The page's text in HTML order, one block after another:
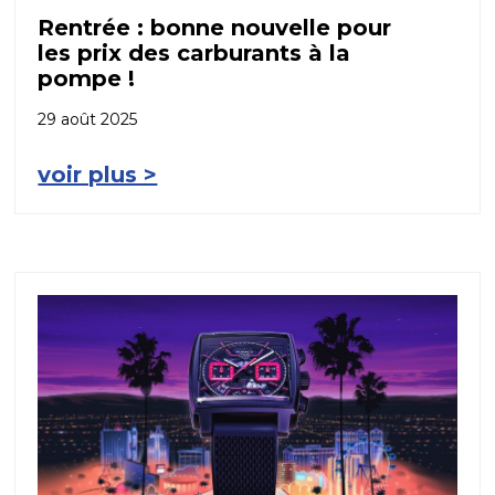
Rentrée : bonne nouvelle pour
les prix des carburants à la
pompe !
29 août 2025
voir plus >